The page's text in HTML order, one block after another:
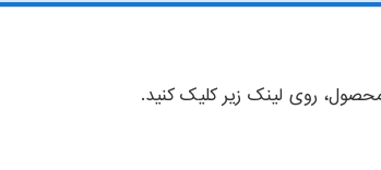
روی لینک زیر کلیک کنید.